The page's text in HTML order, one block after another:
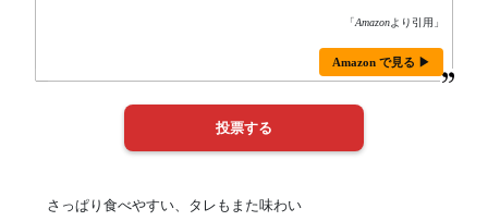
「Amazonより引用」
Amazon で見る ▶
さっぱり食べやすい、タレもまた味わい